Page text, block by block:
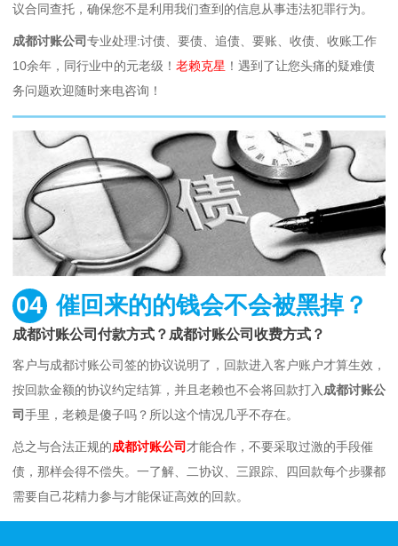
议合同查托，确保您不是利用我们查到的信息从事违法犯罪行为。
成都讨账公司专业处理:讨债、要债、追债、要账、收债、收账工作
10余年，同行业中的元老级！ 老赖克星 ！遇到了让您头痛的疑难债
务问题欢迎随时来电咨询！
04 催回来的的钱会不会被黑掉？
成都讨账公司付款方式？成都讨账公司收费方式？
客户与成都讨账公司签的协议说明了，回款进入客户账户才算生效，
按回款金额的协议约定结算，并且老赖也不会将回款打入 成都讨账公
司手里，老赖是傻子吗？所以这个情况几乎不存在。
总之与合法正规的成都讨账公司 才能合作，不要采取过激的手段催
债，那样会得不偿失。一了解、二协议、三跟踪、四回款每个步骤都
需要自己花精力参与才能保证高效的回款。